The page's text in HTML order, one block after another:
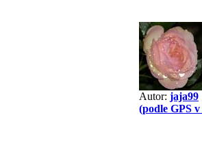
Autor: jaja99
(podle GPS